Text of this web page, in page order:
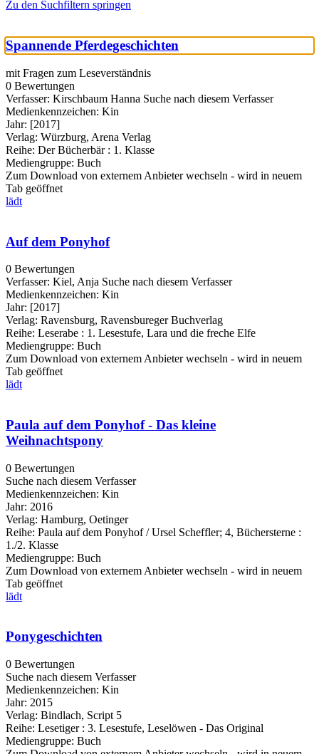
Zu den Suchfiltern springen
Spannende Pferdegeschichten
mit Fragen zum Leseverständnis
0 Bewertungen
Verfasser: Kirschbaum Hanna Suche nach diesem Verfasser
Medienkennzeichen: Kin
Jahr: [2017]
Verlag: Würzburg, Arena Verlag
Reihe: Der Bücherbär : 1. Klasse
Mediengruppe: Buch
Zum Download von externem Anbieter wechseln - wird in neuem
Tab geöffnet
lädt
Auf dem Ponyhof
0 Bewertungen
Verfasser: Kiel, Anja Suche nach diesem Verfasser
Medienkennzeichen: Kin
Jahr: [2017]
Verlag: Ravensburg, Ravensbureger Buchverlag
Reihe: Leserabe : 1. Lesestufe, Lara und die freche Elfe
Mediengruppe: Buch
Zum Download von externem Anbieter wechseln - wird in neuem
Tab geöffnet
lädt
Paula auf dem Ponyhof - Das kleine
Weihnachtspony
0 Bewertungen
Suche nach diesem Verfasser
Medienkennzeichen: Kin
Jahr: 2016
Verlag: Hamburg, Oetinger
Reihe: Paula auf dem Ponyhof / Ursel Scheffler; 4, Büchersterne :
1./2. Klasse
Mediengruppe: Buch
Zum Download von externem Anbieter wechseln - wird in neuem
Tab geöffnet
lädt
Ponygeschichten
0 Bewertungen
Suche nach diesem Verfasser
Medienkennzeichen: Kin
Jahr: 2015
Verlag: Bindlach, Script 5
Reihe: Lesetiger : 3. Lesestufe, Leselöwen - Das Original
Mediengruppe: Buch